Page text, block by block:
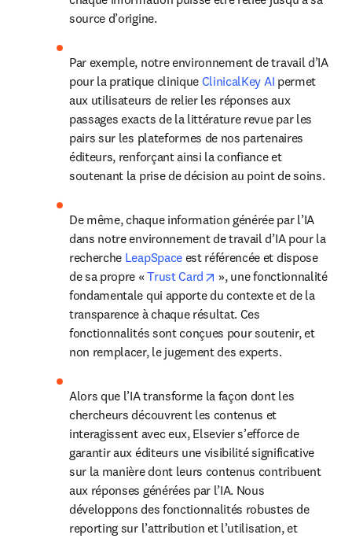
source d’origine.
Par exemple, notre environnement de travail d’IA
pour la pratique clinique ClinicalKey AI permet
aux utilisateurs de relier les réponses aux
passages exacts de la littérature revue par les
pairs sur les plateformes de nos partenaires
éditeurs, renforçant ainsi la confiance et
soutenant la prise de décision au point de soins.
De même, chaque information générée par l’IA
dans notre environnement de travail d’IA pour la
recherche LeapSpace est référencée et dispose
de sa propre « Trust Card opens in new tab/window
», une fonctionnalité
fondamentale qui apporte du contexte et de la
transparence à chaque résultat. Ces
fonctionnalités sont conçues pour soutenir, et
non remplacer, le jugement des experts.
Alors que l’IA transforme la façon dont les
chercheurs découvrent les contenus et
interagissent avec eux, Elsevier s’efforce de
garantir aux éditeurs une visibilité significative
sur la manière dont leurs contenus contribuent
aux réponses générées par l’IA. Nous
développons des fonctionnalités robustes de
reporting sur l’attribution et l’utilisation, et